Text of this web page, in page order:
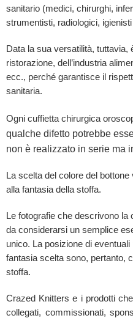
sanitario (medici, chirurghi,
strumentisti, radiologici,
Data la sua versatilità, tuttavia,
ristorazione, dell’industria
ecc., perché garantisce il
sanitaria.
Ogni cuffietta chirurgica
qualche difetto potrebbe
non è realizzato in serie ma
La scelta del colore del
alla fantasia della stoffa.
Le fotografie che descrivono
da considerarsi un semplice
unico. La posizione di
fantasia scelta sono, pertanto,
stoffa.
Crazed Knitters e i prodotti
collegati, commissionati,